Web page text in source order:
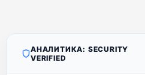
АНАЛИТИКА: SECURITY
VERIFIED